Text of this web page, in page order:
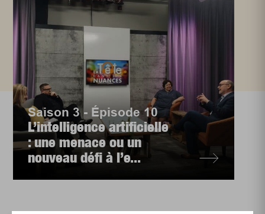
Saison 3 - Épisode 10
L’intelligence artificielle
: une menace ou un
nouveau défi à l’e...